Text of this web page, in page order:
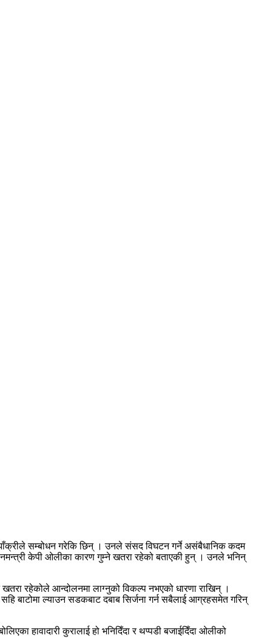
सम्बोधन गरेकि छिन् । उनले संसद विघटन गर्ने असंबैधानिक कदम
केपी ओलीका कारण गुम्ने खतरा रहेको बताएकी हुन् । उनले भनिन्
रहेकोले आन्दोलनमा लाग्नुको विकल्प नभएको धारणा राखिन् ।
बाटोमा ल्याउन सडकबाट दबाब सिर्जना गर्न सबैलाई आग्रहसमेत गरिन्
हावादारी कुरालाई हो भनिदिँदा र थप्पडी बजाईदिँदा ओलीको